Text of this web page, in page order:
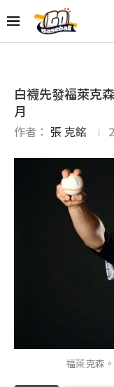
白襪先發福萊克
月
作者： 張 克銘
福萊克森